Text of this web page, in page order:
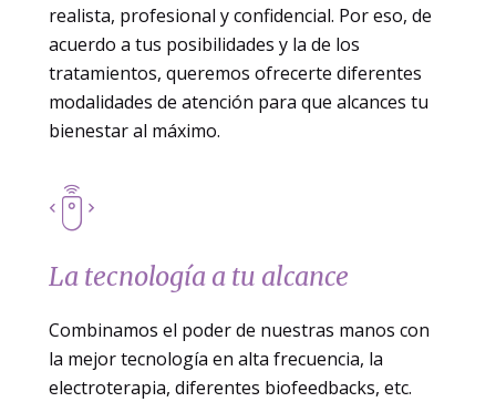
realista, profesional y confidencial. Por eso, de
acuerdo a tus posibilidades y la de los
tratamientos, queremos ofrecerte diferentes
modalidades de atención para que alcances tu
bienestar al máximo.
La tecnología a tu alcance
Combinamos el poder de nuestras manos con
la mejor tecnología en alta frecuencia, la
electroterapia, diferentes biofeedbacks, etc.